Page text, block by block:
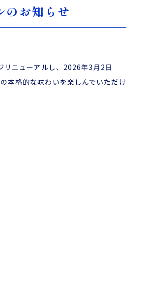
のお知らせ
ニューアルし、2026年3月2日
本格的な味わいを楽しんでいただけ